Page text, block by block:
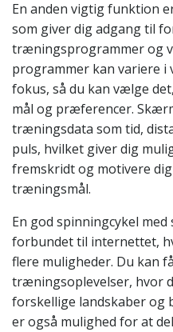
En anden vigtig funktion
som giver dig adgang til
træningsprogrammer og
programmer kan variere i
fokus, så du kan vælge
mål og præferencer.
træningsdata som tid,
puls, hvilket giver dig
fremskridt og motivere
træningsmål.
En god spinningcykel
forbundet til internettet,
flere muligheder. Du kan
træningsoplevelser, hvor
forskellige landskaber og
er også mulighed for at